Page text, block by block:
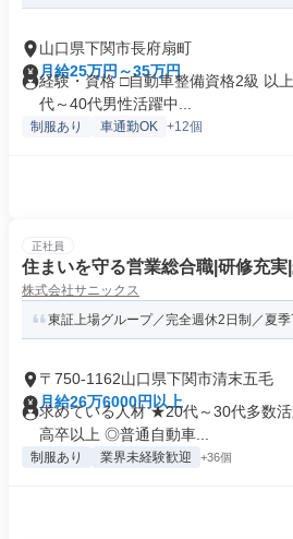
山口県下関市長府扇町
月給25万円～35万円
経験・資格 □自動車整備資格2級 以
代～40代男性活躍中...
制服あり 車通勤OK +12個
正社員
住まいを守る営業総合職|研修充実
株式会社サニックス
東証上場グループ／完全週休2日制／夏季
〒750-1162山口県下関市清末五毛
月給26万6000円以上
求めている人材 ★20代～30代多数
高卒以上 ◎普通自動車...
制服あり 業界未経験歓迎 +36個